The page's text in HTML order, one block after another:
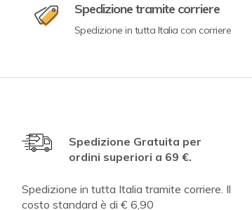
Spedizione tramite corriere
Spedizione in tutta Italia con corriere
Spedizione Gratuita per
ordini superiori a 69 €.
Spedizione in tutta Italia tramite corriere. Il
costo standard è di € 6,90